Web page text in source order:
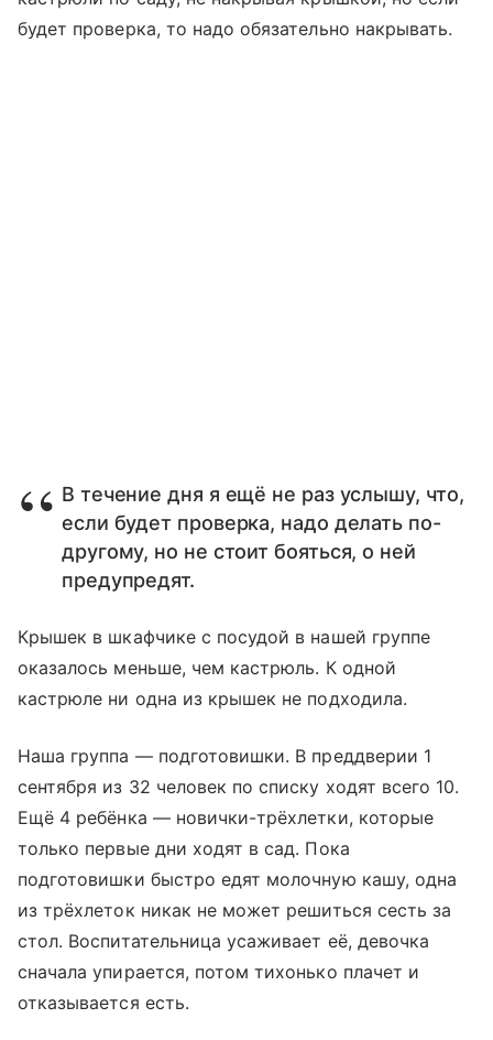
будет проверка, то надо обязательно накрывать.
В течение дня я ещё не раз услышу, что,
если будет проверка, надо делать по-
другому, но не стоит бояться, о ней
предупредят.
Крышек в шкафчике с посудой в нашей группе
оказалось меньше, чем кастрюль. К одной
кастрюле ни одна из крышек не подходила.
Наша группа — подготовишки. В преддверии 1
сентября из 32 человек по списку ходят всего 10.
Ещё 4 ребёнка — новички-трёхлетки, которые
только первые дни ходят в сад. Пока
подготовишки быстро едят молочную кашу, одна
из трёхлеток никак не может решиться сесть за
стол. Воспитательница усаживает её, девочка
сначала упирается, потом тихонько плачет и
отказывается есть.